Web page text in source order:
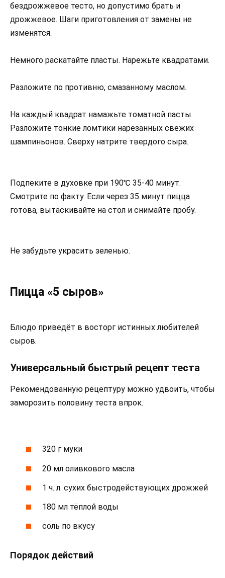
бездрожжевое тесто, но допустимо брать и
дрожжевое. Шаги приготовления от замены не
изменятся.
Немного раскатайте пласты. Нарежьте квадратами.
Разложите по противню, смазанному маслом.
На каждый квадрат намажьте томатной пасты.
Разложите тонкие ломтики нарезанных свежих
шампиньонов. Сверху натрите твердого сыра.
Подпеките в духовке при 190℃ 35-40 минут.
Смотрите по факту. Если через 35 минут пицца
готова, вытаскивайте на стол и снимайте пробу.
Не забудьте украсить зеленью.
Пицца «5 сыров»
Блюдо приведёт в восторг истинных любителей
сыров.
Универсальный быстрый рецепт теста
Рекомендованную рецептуру можно удвоить, чтобы
заморозить половину теста впрок.
320 г муки
20 мл оливкового масла
1 ч. л. сухих быстродействующих дрожжей
180 мл тёплой воды
соль по вкусу
Порядок действий